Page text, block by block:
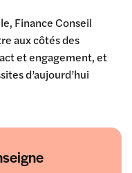
Finance Conseil
aux côtés des
et engagement, et
d’aujourd’hui